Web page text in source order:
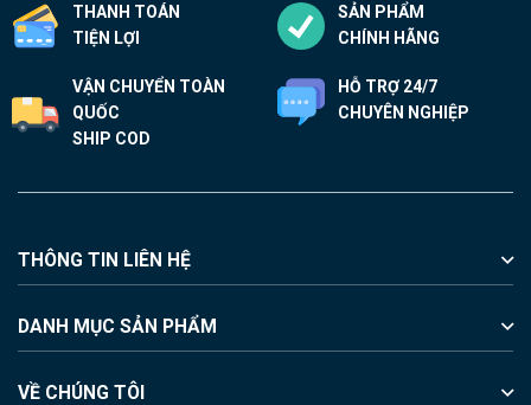
được
chọn
trang
sản
THANH TOÁN
TIỆN LỢI
SẢN PHẨM
CHÍNH HÃNG
VẬN CHUYỂN TOÀN
QUỐC
SHIP COD
HỖ TRỢ 24/7
CHUYÊN NGHIỆP
THÔNG TIN LIÊN HỆ
DANH MỤC SẢN PHẨM
VỀ CHÚNG TÔI